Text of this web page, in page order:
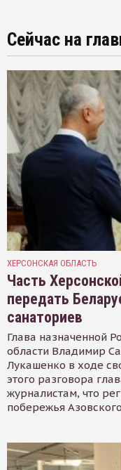
Сейчас на
ХЕРСОНСКАЯ ОБЛАСТЬ
Часть
передать
санаториев
Глава назначенной
области Владимир
Лукашенко в ходе
этого разговора
журналистам, что
побережья